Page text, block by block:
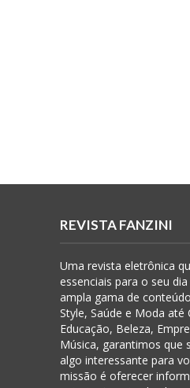
REVISTA FANZINI
Uma revista eletrônica
essenciais para o seu
ampla gama de
Style, Saúde e Moda até
Educação, Beleza,
Música, garantimos que
algo interessante para
missão é oferecer